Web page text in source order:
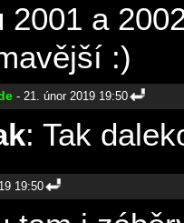
2001 a
:)
- 21. únor 2019 19:50
: Tak
19:50